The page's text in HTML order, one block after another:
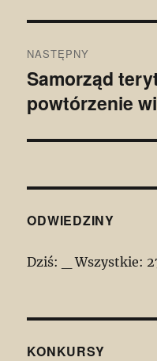
NASTĘPNY
Następny
wpis:
Samorząd
powtórzenie
ODWIEDZINY
Dziś: Wszystkie:
KONKURSY